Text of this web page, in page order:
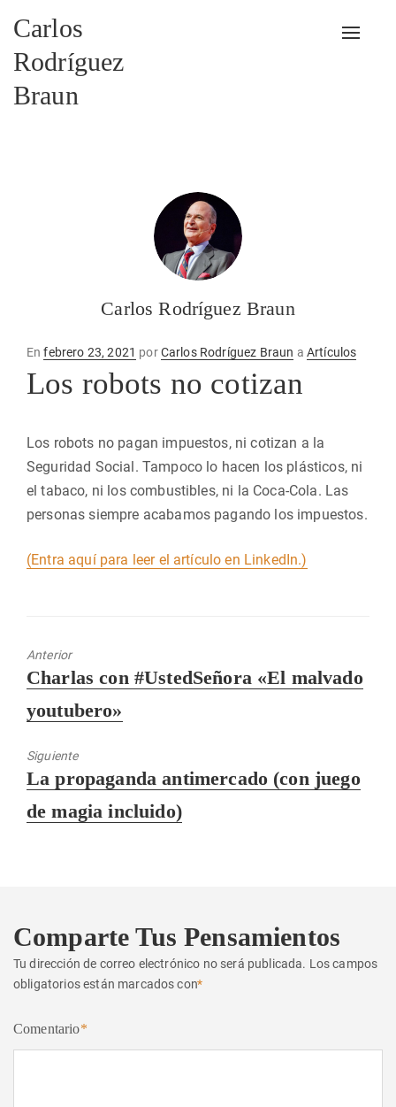
Carlos
Rodríguez
Braun
Carlos Rodríguez Braun
EnPublicado
febrero 23, 2021 porCarlos Rodríguez Braun a Artículos
Los robots no cotizan
Los robots no pagan impuestos, ni cotizan a la
Seguridad Social. Tampoco lo hacen los plásticos, ni
el tabaco, ni los combustibles, ni la Coca-Cola. Las
personas siempre acabamos pagando los impuestos.
(Entra aquí para leer el artículo en LinkedIn.)
Anterior
Entrada
Charlas con #UstedSeñora «El malvado
youtubero»
Siguiente
Entrada
La propaganda antimercado (con juego
de magia incluido)
Comparte Tus Pensamientos
Tu dirección de correo electrónico no será publicada. Los campos
obligatorios están marcados con*
Comentario*